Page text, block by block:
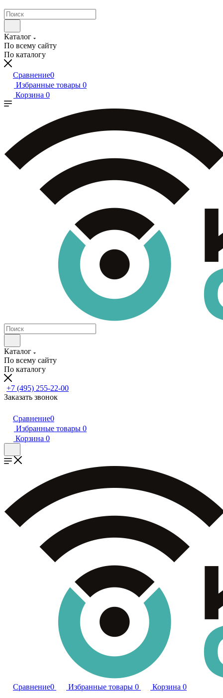
Каталог
По всему сайту
По каталогу
Сравнение0
Избранные товары 0
Корзина 0
Каталог
По всему сайту
По каталогу
+7 (495) 255-22-00
Заказать звонок
Сравнение0
Избранные товары 0
Корзина 0
Сравнение0 Избранные товары 0 Корзина 0